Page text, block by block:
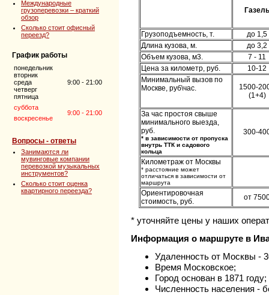
Международные
грузоперевозки – краткий
обзор
Сколько стоит офисный
переезд?
График работы
понедельник
вторник
среда
четверг
пятница
9:00 - 21:00
суббота
9:00 - 21:00
воскресенье
Вопросы - ответы
Занимаются ли
мувинговые компании
перевозкой музыкальных
инструментов?
Сколько стоит оценка
квартирного переезда?
Газель
Грузоподъемность, т.
до 1,5
Длина кузова, м.
до 3,2
Объем кузова, м3.
7 - 11
Цена за километр, руб.
10-12
Минимальный вызов по
Москве, руб\час.
1500-
(1+4)
За час простоя свыше
минимального выезда,
руб.
* в зависимости от пропуска
внутрь ТТК и садового
кольца
300-
Километраж от Москвы
* расстояние может
отличаться в зависимости от
маршрута
Ориентировочная
стоимость, руб.
от
* уточняйте цены у наших
Информация о маршруте в
Удаленность от Москвы -
Время Московское;
Город основан в 1871 году;
Численность населения -